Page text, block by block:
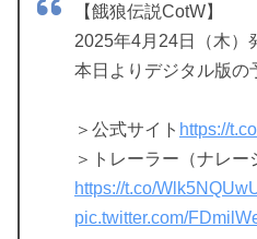
【餓狼伝説CotW】
2025年4月24日（木）
本日よりデジタル版の
＞公式サイト https://
＞トレーラー（ナレー
https://t.co/
pic.twitter.com/